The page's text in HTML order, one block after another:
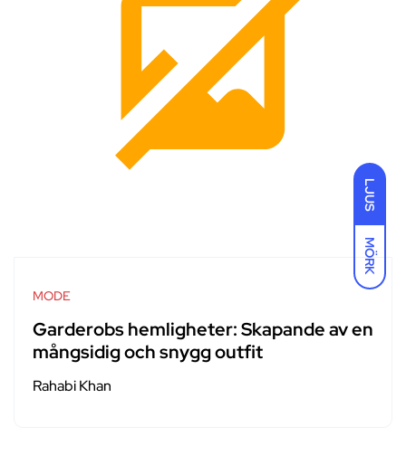
LJUS
MÖRK
MODE
Garderobs hemligheter: Skapande av en
mångsidig och snygg outfit
Rahabi Khan